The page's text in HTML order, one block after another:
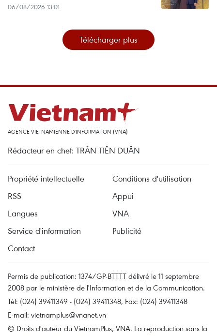
06/08/2026 13:01
Télécharger plus
AGENCE VIETNAMIENNE D'INFORMATION (VNA)
Rédacteur en chef: TRÂN TIÊN DUÂN
Propriété intellectuelle
Conditions d'utilisation
RSS
Appui
Langues
VNA
Service d'information
Publicité
Contact
Permis de publication: 1374/GP-BTTTT délivré le 11 septembre
2008 par le ministère de l'Information et de la Communication.
Tél: (024) 39411349 - (024) 39411348, Fax: (024) 39411348
E-mail: vietnamplus@vnanet.vn
© Droits d'auteur du VietnamPlus, VNA. La reproduction sans la